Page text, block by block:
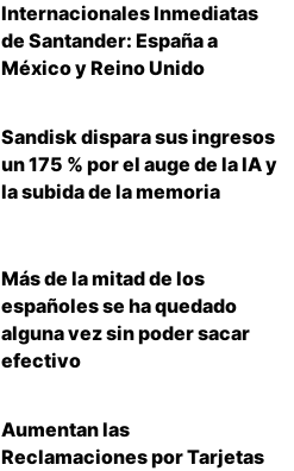
Internacionales Inmediatas
de Santander: España a
México y Reino Unido
Sandisk dispara sus ingresos
un 175 % por el auge de la IA y
la subida de la memoria
Más de la mitad de los
españoles se ha quedado
alguna vez sin poder sacar
efectivo
Aumentan las
Reclamaciones por Tarjetas